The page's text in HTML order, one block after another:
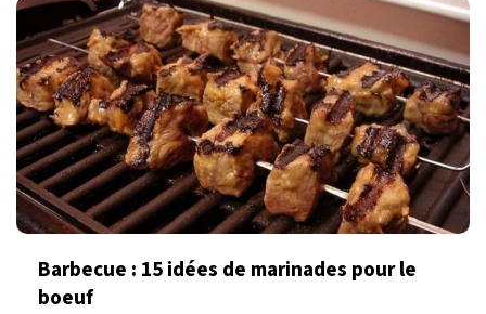
Barbecue : 15 idées de marinades pour le
boeuf